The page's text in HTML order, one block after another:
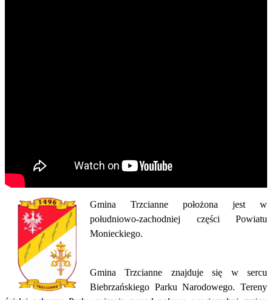
Gmina Trzcianne położona jest w
południowo-zachodniej części Powiatu
Monieckiego.
Gmina Trzcianne znajduje się w sercu
Biebrzańskiego Parku Narodowego. Tereny